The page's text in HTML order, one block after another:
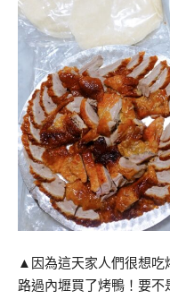
▲因為這天家人們很想吃
路過內壢買了烤鴨！要